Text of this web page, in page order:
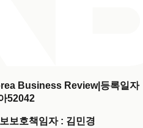
Business Review| 등록일자
52042
보호책임자 : 김민경